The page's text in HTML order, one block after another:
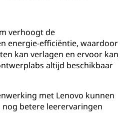
verhoogt de
energie-efficiëntie, waardoor
kan verlagen en ervoor kan
altijd beschikbaar
met Lenovo kunnen
betere leerervaringen